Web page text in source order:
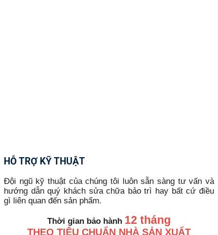
HỖ TRỢ KỸ THUẬT
Đội ngũ kỹ thuật của chúng tôi luôn sẵn sàng tư vấn và
hướng dẫn quý khách sửa chữa bảo trì hay bất cứ điều
gì liên quan đến sản phẩm.
Thời gian bảo hành 12 tháng
THEO TIÊU CHUẨN NHÀ SẢN XUẤT